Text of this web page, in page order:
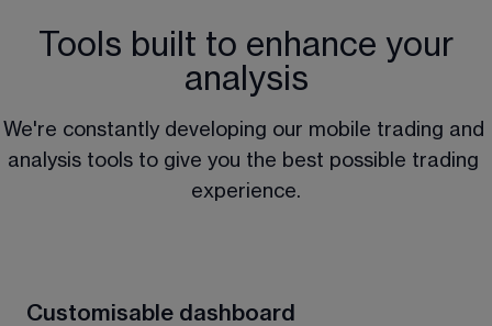
Tools built to enhance your
analysis
We're constantly developing our mobile trading and
analysis tools to give you the best possible trading
experience.
Customisable dashboard